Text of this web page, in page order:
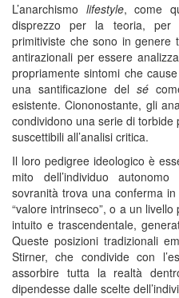
L’anarchismo lifestyle, come
disprezzo per la teoria, per
primitiviste che sono in genere
antirazionali per essere
propriamente sintomi che
una santificazione del sé
esistente. Ciononostante, gli
condividono una serie di
suscettibili all’analisi critica.
Il loro pedigree ideologico è
mito dell’individuo
sovranità trova una conferma
“valore intrinseco”, o a un
intuito e trascendentale,
Queste posizioni tradizionali
Stirner, che condivide con
assorbire tutta la realtà
dipendesse dalle scelte